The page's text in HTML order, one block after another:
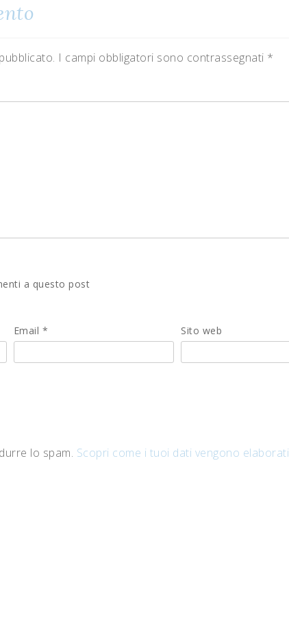
I campi obbligatori sono contrassegnati *
a questo post
Email * Sito web
lo spam. Scopri come i tuoi dati vengono elaborati